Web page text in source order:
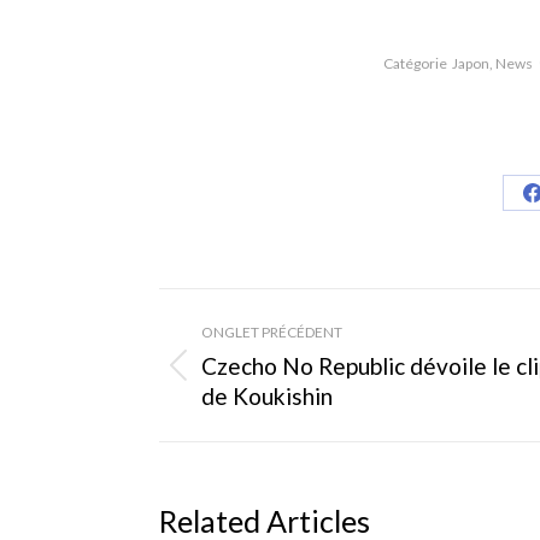
Catégorie Japon News
Navigation
de
commentaire
ONGLET PRÉCÉDENT
Onglet
précédent
Czecho No Republic dévoile le
de Koukishin
Related Articles